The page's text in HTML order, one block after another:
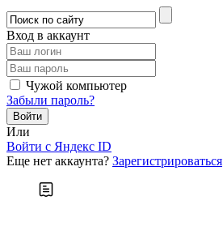
Вход в аккаунт
Чужой компьютер
Забыли пароль?
Или
Войти c Яндекс ID
Еще нет аккаунта? Зарегистрироваться